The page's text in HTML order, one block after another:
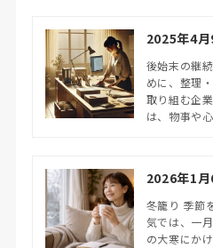
2025年4
後始末の継
めに、整理
取り組む企
は、物事や
2026年1
冬籠り 季節
気では、一
の大寒にか